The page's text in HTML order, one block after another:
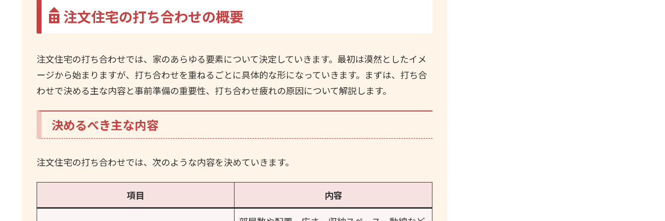
注文住宅の打ち合わせの概要
注文住宅の打ち合わせでは、家のあらゆる要素について決定していきます。最初は漠然としたイメ
ージから始まりますが、打ち合わせを重ねるごとに具体的な形になっていきます。まずは、打ち合
わせで決める主な内容と事前準備の重要性、打ち合わせ疲れの原因について解説します。
決めるべき主な内容
注文住宅の打ち合わせでは、次のような内容を決めていきます。
項目 内容